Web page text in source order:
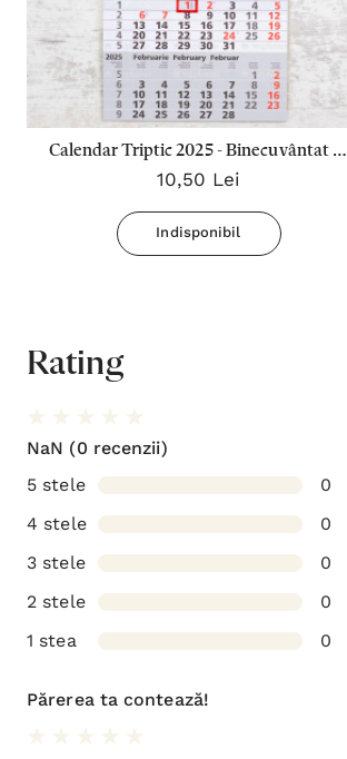
Calendar Triptic 2025 - Binecuvântat să
fie Domnul, Stanca Mea!
10,50 Lei
Indisponibil
Rating
NaN (0 recenzii)
5 stele
0
4 stele
0
3 stele
0
2 stele
0
1 stea
0
Părerea ta contează!